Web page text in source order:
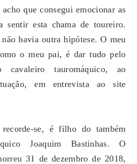
que consegui emocionar as
sentir esta chama de toureiro.
havia outra hipótese. O meu
o meu pai, é dar tudo pelo
tauromáquico, ao
em entrevista ao site
recorde-se, é filho do também
Joaquim Bastinhas. O
31 de dezembro de 2018,